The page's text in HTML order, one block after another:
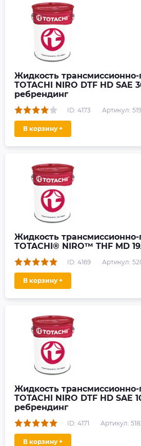
Жидкость трансмиссионно-
TOTACHI NIRO DTF HD SAE
ребрендинг
ID: 4173 Артикул:
В корзину +
Жидкость трансмиссионно-
TOTACHI® NIRO™ THF MD
ID: 4169 Артикул:
В корзину +
Жидкость трансмиссионно-
TOTACHI NIRO DTF HD SAE
ребрендинг
ID: 4171 Артикул:
В корзину +